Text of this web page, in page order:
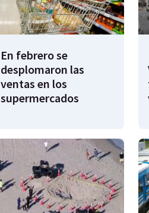
En febrero se
desplomaron las
ventas en los
supermercados